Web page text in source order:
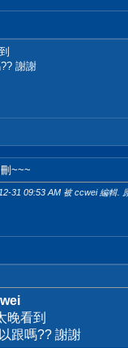
謝謝
~~~
31 09:53 AM 被 ccwei 編輯.
晚看到
跟嗎?? 謝謝